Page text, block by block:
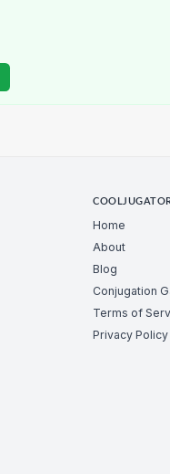
Home
About
Blog
Conjugation
Terms of
Privacy Policy